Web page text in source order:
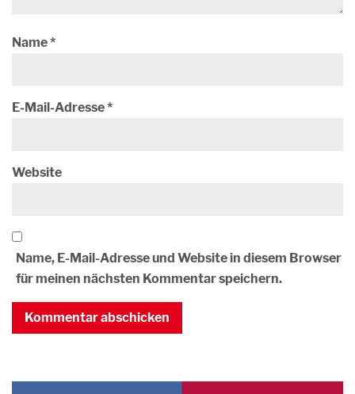
Name*
E-Mail-Adresse*
Website
Name, E-Mail-Adresse und Website in diesem Browser
für meinen nächsten Kommentar speichern.